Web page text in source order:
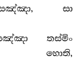
සා
තස්මිං